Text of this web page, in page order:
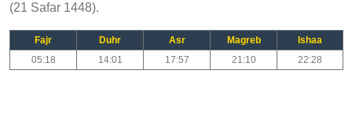
(21 Safar 1448).
Fajr Duhr Asr Magreb
Ishaa
05:18
14:01 17:57 21:10 22:28